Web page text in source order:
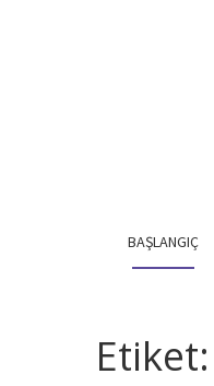
BAŞLANGIÇ
Etiket: